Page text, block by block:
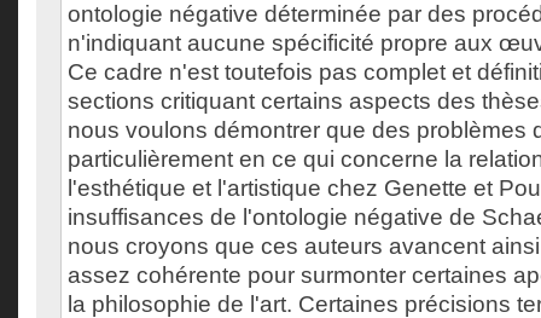
ontologie négative déterminée par des
n'indiquant aucune spécificité propre aux
Ce cadre n'est toutefois pas complet et
sections critiquant certains aspects des
nous voulons démontrer que des problèmes
particulièrement en ce qui concerne la
l'esthétique et l'artistique chez Genette et
insuffisances de l'ontologie négative de
nous croyons que ces auteurs avancent
assez cohérente pour surmonter certaines
la philosophie de l'art. Certaines précisions